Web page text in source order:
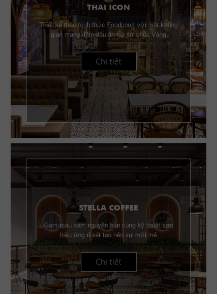
THAI ICON
Thiết kế theo hình thức Foodcourt với một không
gian mang đậm dấu ấn xứ sở chùa Vàng
Chi tiết
STELLA COFFEE
Gam màu xám nguyên bản cùng kỹ thuật sơn
hiệu ứng rỉ sét tạo nên sự mới mẻ
Chi tiết